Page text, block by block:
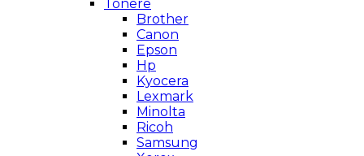
Tonere
Brother
Canon
Epson
Hp
Kyocera
Lexmark
Minolta
Ricoh
Samsung